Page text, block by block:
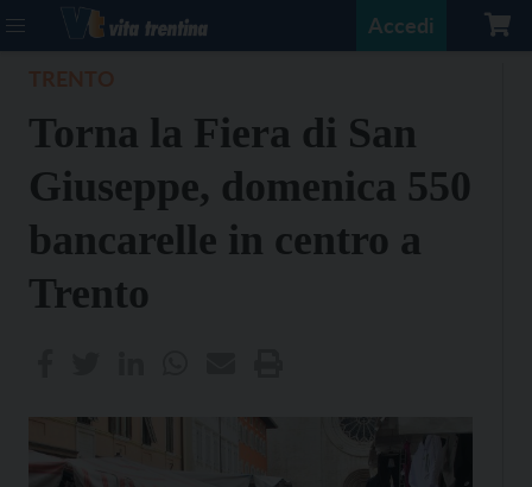
Accedi
Torna la Fiera di San
Giuseppe, domenica 550
bancarelle in centro a
Trento